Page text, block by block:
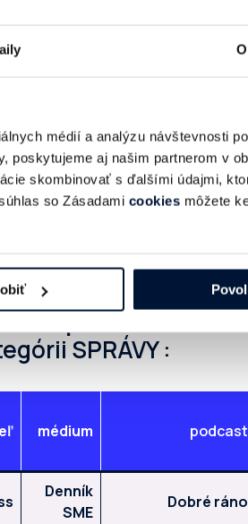
médií a analýzu návštevnosti
poskytujeme aj našim partnerom v
skombinovať s ďalšími údajmi,
so Zásadami cookies môžete
naživo
Denník N Newsfilter
v mesiaci december je
na (-1 miesto), čiže vo
podľa
SPRÁVY :
médium podcast
Denník
SME
Dobré ráno